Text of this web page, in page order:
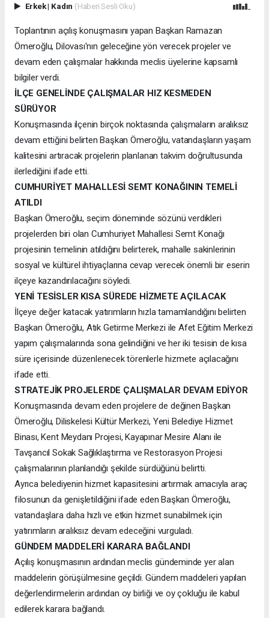
Erkek| Kadın (Haberi Sesli Oku)
Toplantının açılış konuşmasını yapan Başkan Ramazan
Ömeroğlu, Dilovası'nın geleceğine yön verecek projeler ve
devam eden çalışmalar hakkında meclis üyelerine kapsamlı
bilgiler verdi.
İLÇE GENELİNDE ÇALIŞMALAR HIZ KESMEDEN
SÜRÜYOR
Konuşmasında ilçenin birçok noktasında çalışmaların aralıksız
devam ettiğini belirten Başkan Ömeroğlu, vatandaşların yaşam
kalitesini artıracak projelerin planlanan takvim doğrultusunda
ilerlediğini ifade etti.
CUMHURİYET MAHALLESİ SEMT KONAĞININ TEMELİ
ATILDI
Başkan Ömeroğlu, seçim döneminde sözünü verdikleri
projelerden biri olan Cumhuriyet Mahallesi Semt Konağı
projesinin temelinin atıldığını belirterek, mahalle sakinlerinin
sosyal ve kültürel ihtiyaçlarına cevap verecek önemli bir eserin
ilçeye kazandırılacağını söyledi.
YENİ TESİSLER KISA SÜREDE HİZMETE AÇILACAK
İlçeye değer katacak yatırımların hızla tamamlandığını belirten
Başkan Ömeroğlu, Atık Getirme Merkezi ile Afet Eğitim Merkezi
yapım çalışmalarında sona gelindiğini ve her iki tesisin de kısa
süre içerisinde düzenlenecek törenlerle hizmete açılacağını
ifade etti.
STRATEJİK PROJELERDE ÇALIŞMALAR DEVAM EDİYOR
Konuşmasında devam eden projelere de değinen Başkan
Ömeroğlu, Diliskelesi Kültür Merkezi, Yeni Belediye Hizmet
Binası, Kent Meydanı Projesi, Kayapınar Mesire Alanı ile
Tavşancıl Sokak Sağlıklaştırma ve Restorasyon Projesi
çalışmalarının planlandığı şekilde sürdüğünü belirtti.
Ayrıca belediyenin hizmet kapasitesini artırmak amacıyla araç
filosunun da genişletildiğini ifade eden Başkan Ömeroğlu,
vatandaşlara daha hızlı ve etkin hizmet sunabilmek için
yatırımların aralıksız devam edeceğini vurguladı.
GÜNDEM MADDELERİ KARARA BAĞLANDI
Açılış konuşmasının ardından meclis gündeminde yer alan
maddelerin görüşülmesine geçildi. Gündem maddeleri yapılan
değerlendirmelerin ardından oy birliği ve oy çokluğu ile kabul
edilerek karara bağlandı.